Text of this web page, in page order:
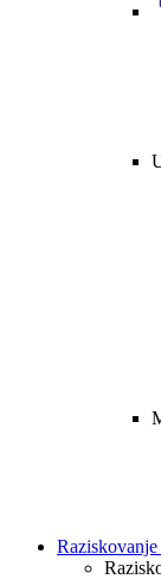
Raziskovanje